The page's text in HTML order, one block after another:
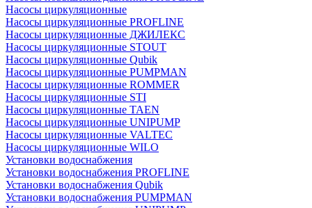
Насосы циркуляционные
Насосы циркуляционные PROFLINE
Насосы циркуляционные ДЖИЛЕКС
Насосы циркуляционные STOUT
Насосы циркуляционные Qubik
Насосы циркуляционные PUMPMAN
Насосы циркуляционные ROMMER
Насосы циркуляционные STI
Насосы циркуляционные TAEN
Насосы циркуляционные UNIPUMP
Насосы циркуляционные VALTEC
Насосы циркуляционные WILO
Установки водоснабжения
Установки водоснабжения PROFLINE
Установки водоснабжения Qubik
Установки водоснабжения PUMPMAN